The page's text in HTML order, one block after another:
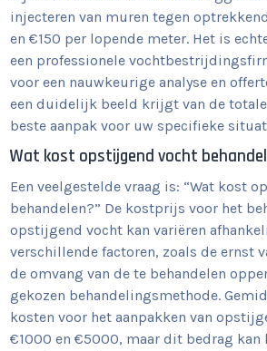
injecteren van muren tegen
en €150 per lopende meter. Het is
een professionele
voor een nauwkeurige analyse en
een duidelijk beeld krijgt van de
beste aanpak voor uw specifieke
Wat kost opstijgend vocht
Een veelgestelde vraag is: “Wat kost
behandelen?” De kostprijs voor het
opstijgend vocht kan variëren
verschillende factoren, zoals de ernst
de omvang van de te behandelen
gekozen behandelingsmethode.
kosten voor het aanpakken van
€1000 en €5000, maar dit bedrag